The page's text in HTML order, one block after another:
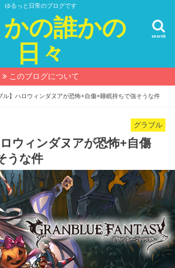
ゆるっと日常のブログです
かの誰かの
日々
search
このブログについて
ル】ハロウィンダヌアが恐怖+自傷+睡眠持ちで強そうな件
グラブル
ロウィンダヌアが恐怖+自傷
うな件